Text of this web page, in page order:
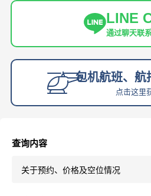
LINE
通过聊天联
包机航班、航
点击这里
查询内容